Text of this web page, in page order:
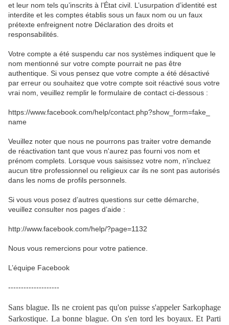
et leur nom tels qu’inscrits à l’État civil. L’usurpation d’identité est
interdite et les comptes établis sous un faux nom ou un faux
prétexte enfreignent notre Déclaration des droits et
responsabilités.
Votre compte a été suspendu car nos systèmes indiquent que le
nom mentionné sur votre compte pourrait ne pas être
authentique. Si vous pensez que votre compte a été désactivé
par erreur ou souhaitez que votre compte soit réactivé sous votre
vrai nom, veuillez remplir le formulaire de contact ci-dessous :
https://www.facebook.com/help/contact.php?show_form=fake_
name
Veuillez noter que nous ne pourrons pas traiter votre demande
de réactivation tant que vous n'aurez pas fourni vos nom et
prénom complets. Lorsque vous saisissez votre nom, n'incluez
aucun titre professionnel ou religieux car ils ne sont pas autorisés
dans les noms de profils personnels.
Si vous vous posez d’autres questions sur cette démarche,
veuillez consulter nos pages d’aide :
http://www.facebook.com/help/?page=1132
Nous vous remercions pour votre patience.
L’équipe Facebook
--------------------
Sans blague. Ils ne croient pas qu'on puisse s'appeler Sarkophage
Sarkostique. La bonne blague. On s'en tord les boyaux. Et Parti